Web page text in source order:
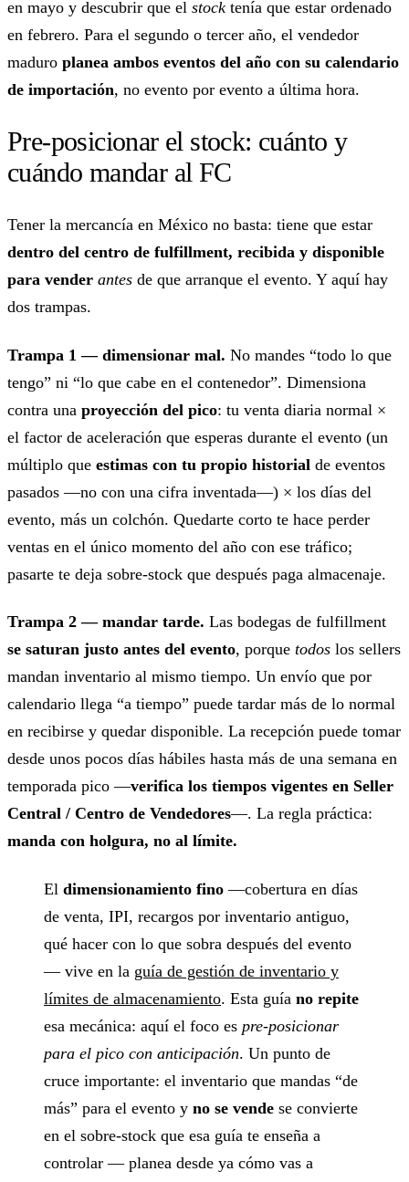
en mayo y descubrir que el stock tenía que estar ordenado
en febrero. Para el segundo o tercer año, el vendedor
maduro planea ambos eventos del año con su calendario
de importación, no evento por evento a última hora.
Pre-posicionar el stock: cuánto y
cuándo mandar al FC
Tener la mercancía en México no basta: tiene que estar
dentro del centro de fulfillment, recibida y disponible
para vender antes de que arranque el evento. Y aquí hay
dos trampas.
Trampa 1 — dimensionar mal. No mandes “todo lo que
tengo” ni “lo que cabe en el contenedor”. Dimensiona
contra una proyección del pico: tu venta diaria normal ×
el factor de aceleración que esperas durante el evento (un
múltiplo que estimas con tu propio historial de eventos
pasados —no con una cifra inventada—) × los días del
evento, más un colchón. Quedarte corto te hace perder
ventas en el único momento del año con ese tráfico;
pasarte te deja sobre-stock que después paga almacenaje.
Trampa 2 — mandar tarde. Las bodegas de fulfillment
se saturan justo antes del evento, porque todos los sellers
mandan inventario al mismo tiempo. Un envío que por
calendario llega “a tiempo” puede tardar más de lo normal
en recibirse y quedar disponible. La recepción puede tomar
desde unos pocos días hábiles hasta más de una semana en
temporada pico —verifica los tiempos vigentes en Seller
Central / Centro de Vendedores—. La regla práctica:
manda con holgura, no al límite.
El dimensionamiento fino —cobertura en días
de venta, IPI, recargos por inventario antiguo,
qué hacer con lo que sobra después del evento
— vive en la guía de gestión de inventario y
límites de almacenamiento. Esta guía no repite
esa mecánica: aquí el foco es pre-posicionar
para el pico con anticipación. Un punto de
cruce importante: el inventario que mandas “de
más” para el evento y no se vende se convierte
en el sobre-stock que esa guía te enseña a
controlar — planea desde ya cómo vas a